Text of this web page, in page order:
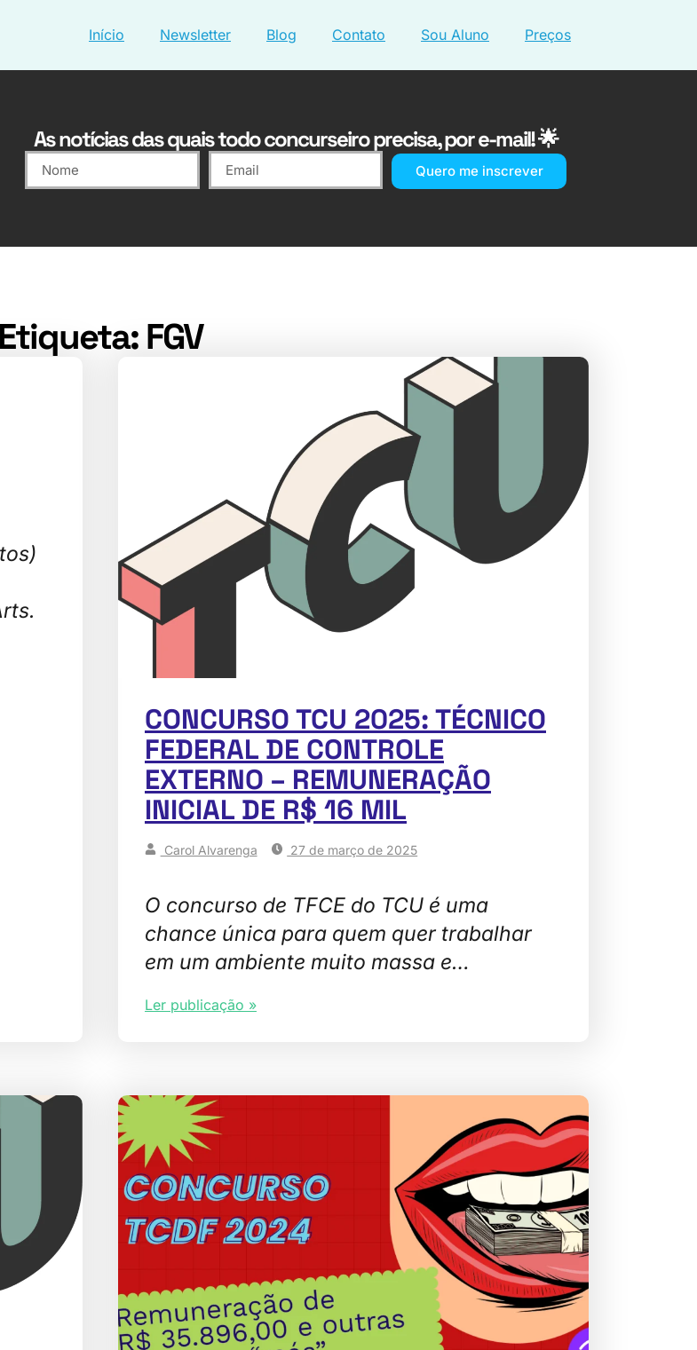
Início Newsletter Blog Contato Sou Aluno Preços
As notícias das quais todo concurseiro precisa, por e-mail! 🌟
Quero me inscrever
Etiqueta: FGV
CONCURSO TCU 2025: TÉCNICO
FEDERAL DE CONTROLE
EXTERNO – REMUNERAÇÃO
INICIAL DE R$ 16 MIL
Carol Alvarenga 27 de março de 2025
O concurso de TFCE do TCU é uma
chance única para quem quer trabalhar
em um ambiente muito massa e…
Ler publicação »